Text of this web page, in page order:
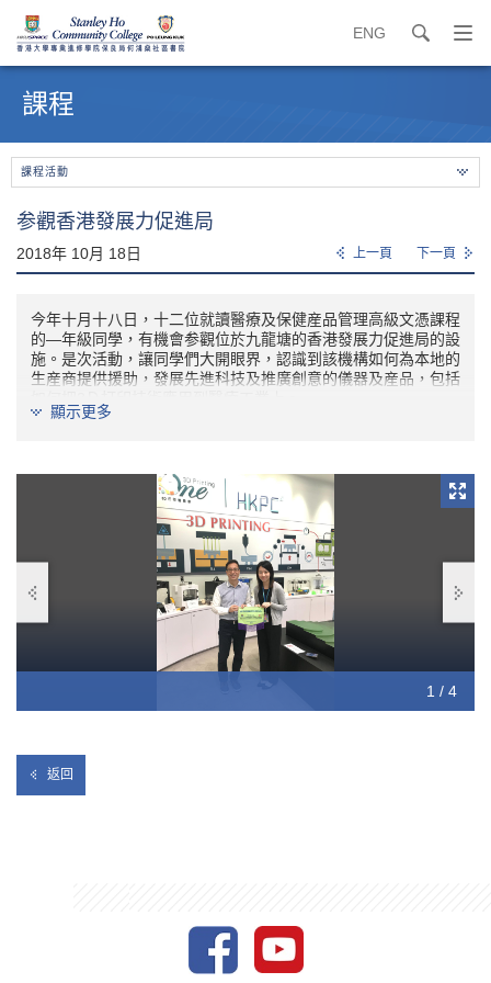
ENG search
打
開
始
課程
課程活動
参觀香港發展力促進局
2018年 10月 18日 上一頁 下一頁
今年十月十八日，十二位就讀醫療及保健産品管理高級文憑課程
的—年級同學，有機會参觀位於九龍塘的香港發展力促進局的設
施。是次活動，讓同學們大開眼界，認識到該機構如何為本地的
生産商提供援助，發展先進科技及推廣創意的儀器及産品，包括
顯示更多
1 / 4
2 / 4
3 / 4
4 / 4
返回